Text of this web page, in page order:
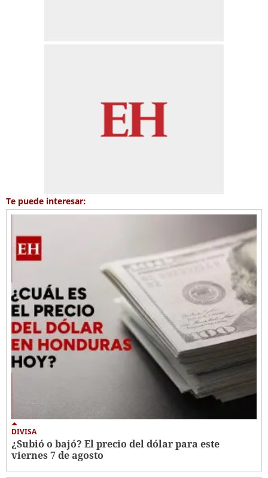
Te puede interesar:
DIVISA
¿Subió o bajó? El precio del dólar para este
viernes 7 de agosto